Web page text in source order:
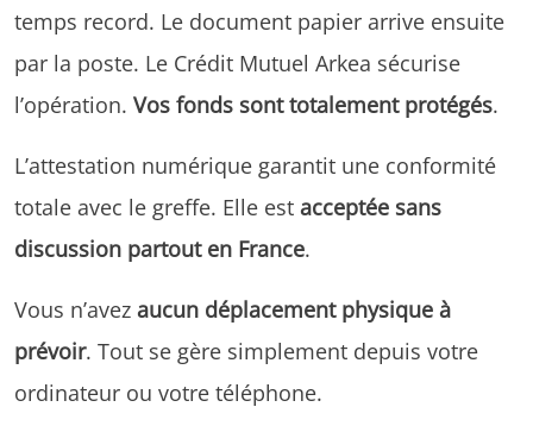
temps record. Le document papier arrive ensuite
par la poste. Le Crédit Mutuel Arkea sécurise
l’opération. Vos fonds sont totalement protégés.
L’attestation numérique garantit une conformité
totale avec le greffe. Elle est acceptée sans
discussion partout en France.
Vous n’avez aucun déplacement physique à
prévoir. Tout se gère simplement depuis votre
ordinateur ou votre téléphone.